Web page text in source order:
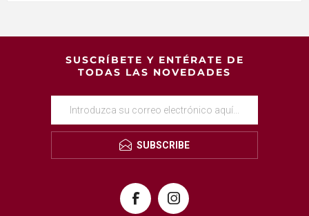
SUSCRÍBETE Y ENTÉRATE DE
TODAS LAS NOVEDADES
SUBSCRIBE